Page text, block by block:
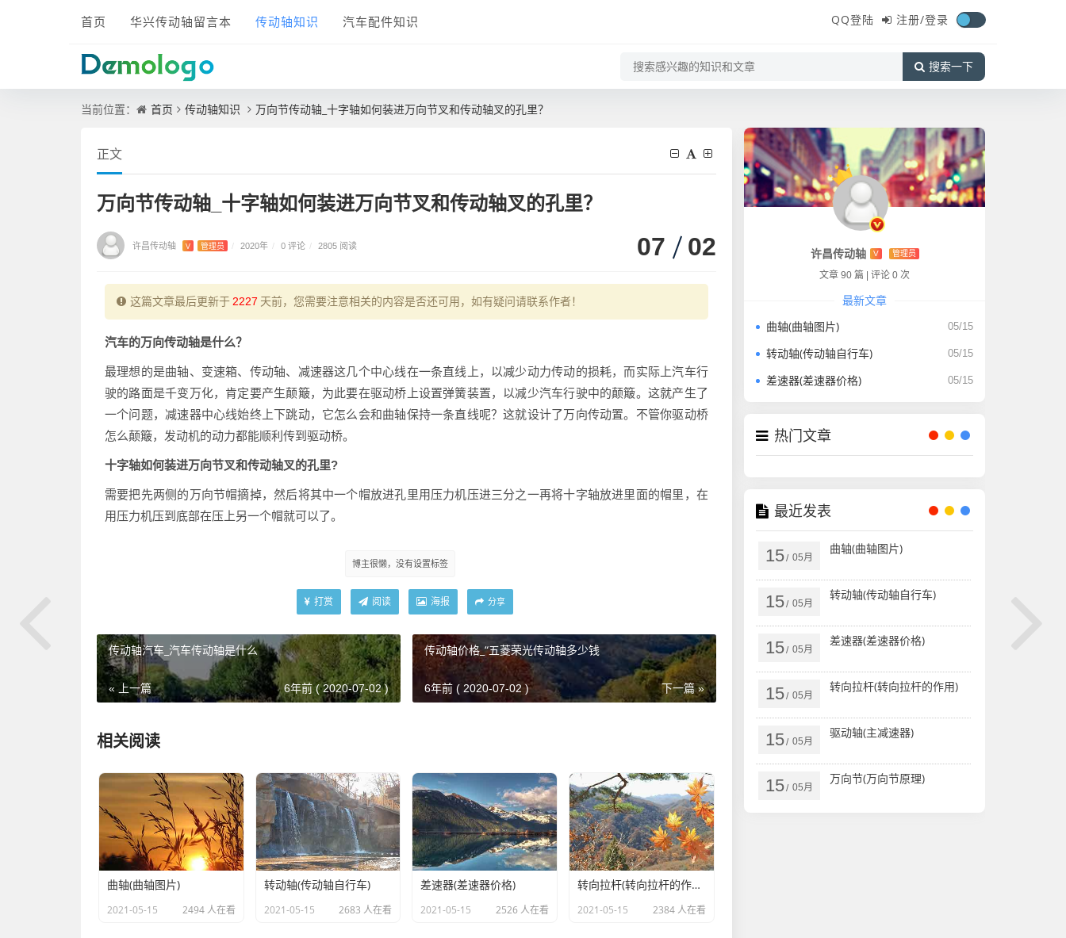
首页 华兴传动轴留言本 传动轴知识 汽车配件知识 QQ登陆 注册/登录
搜索一下
当前位置： 首页 传动轴知识 万向节传动轴_十字轴如何装进万向节叉和传动轴叉的孔里？
正文
万向节传动轴_十字轴如何装进万向节叉和传动轴叉的孔里？
许昌传动轴 V 管理员 / 2020年 / 0 评论 / 2805 阅读 07 02
这篇文章最后更新于 2227 天前，您需要注意相关的内容是否还可用，如有疑问请联系作者！
汽车的万向传动轴是什么？
最理想的是曲轴、变速箱、传动轴、减速器这几个中心线在一条直线上，以减少动力传动的损耗，而实际上汽车行
驶的路面是千变万化，肯定要产生颠簸，为此要在驱动桥上设置弹簧装置，以减少汽车行驶中的颠簸。这就产生了
一个问题，减速器中心线始终上下跳动，它怎么会和曲轴保持一条直线呢？这就设计了万向传动置。不管你驱动桥
怎么颠簸，发动机的动力都能顺利传到驱动桥。
十字轴如何装进万向节叉和传动轴叉的孔里?
需要把先两侧的万向节帽摘掉，然后将其中一个帽放进孔里用压力机压进三分之一再将十字轴放进里面的帽里，在
用压力机压到底部在压上另一个帽就可以了。
博主很懒，没有设置标签
打赏 阅读 海报 分享
传动轴汽车_汽车传动轴是什么
« 上一篇 6年前 ( 2020-07-02 )
传动轴价格_“五菱荣光传动轴多少钱
下一篇 »
6年前 ( 2020-07-02 )
相关阅读
曲轴(曲轴图片)
2021-05-15 2494 人在看
转动轴(传动轴自行车)
2021-05-15 2683 人在看
差速器(差速器价格)
2021-05-15 2526 人在看
转向拉杆(转向拉杆的作用)
2021-05-15 2384 人在看
许昌传动轴 V 管理员
文章 90 篇 评论 0 次
最新文章
曲轴(曲轴图片) 05/15
转动轴(传动轴自行车) 05/15
差速器(差速器价格) 05/15
热门文章
最近发表
15/ 05月
曲轴(曲轴图片)
15/ 05月
转动轴(传动轴自行车)
15/ 05月
差速器(差速器价格)
15/ 05月
转向拉杆(转向拉杆的作用)
15/ 05月
驱动轴(主减速器)
15/ 05月
万向节(万向节原理)